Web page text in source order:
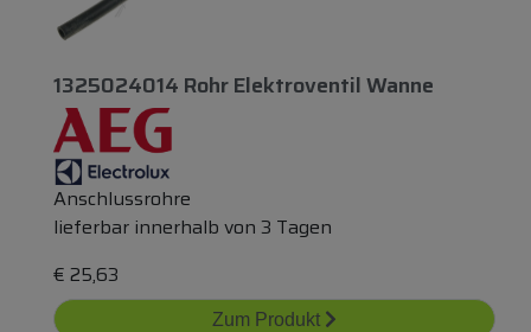
1325024014 Rohr Elektroventil Wanne
Anschlussrohre
lieferbar innerhalb von 3 Tagen
€ 25,63
Zum Produkt